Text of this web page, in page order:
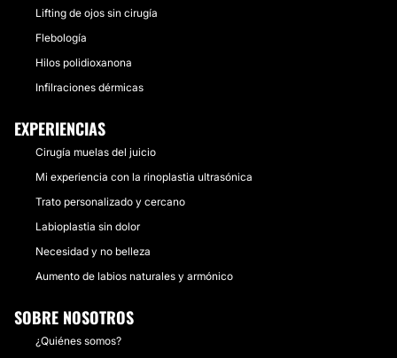
Lifting de ojos sin cirugía
Flebología
Hilos polidioxanona
Infilraciones dérmicas
EXPERIENCIAS
Cirugía muelas del juicio
Mi experiencia con la rinoplastia ultrasónica
Trato personalizado y cercano
Labioplastia sin dolor
Necesidad y no belleza
Aumento de labios naturales y armónico
SOBRE NOSOTROS
¿Quiénes somos?